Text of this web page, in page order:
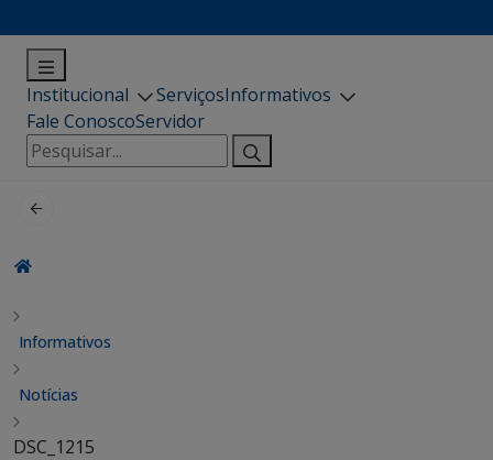
Institucional ServiçosInformativos
Fale ConoscoServidor
Pesquisar
por:
Informativos
Notícias
DSC_1215